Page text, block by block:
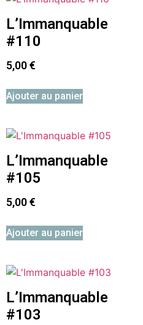
L’Immanquable
#110
5,00€
Ajouter au panier
L’Immanquable
#105
5,00€
Ajouter au panier
L’Immanquable
#103